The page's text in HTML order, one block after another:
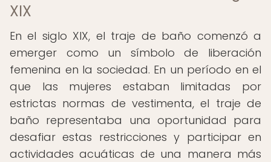
XIX
En el siglo XIX, el traje de baño comenzó a
emerger como un símbolo de liberación
femenina en la sociedad. En un período en el
que las mujeres estaban limitadas por
estrictas normas de vestimenta, el traje de
baño representaba una oportunidad para
desafiar estas restricciones y participar en
actividades acuáticas de una manera más